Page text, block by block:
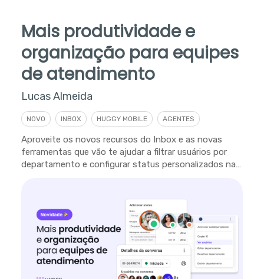
Mais produtividade e
organização para equipes
de atendimento
Lucas Almeida
NOVO INBOX HUGGY MOBILE AGENTES
Aproveite os novos recursos do Inbox e as novas
ferramentas que vão te ajudar a filtrar usuários por
departamento e configurar status personalizados na